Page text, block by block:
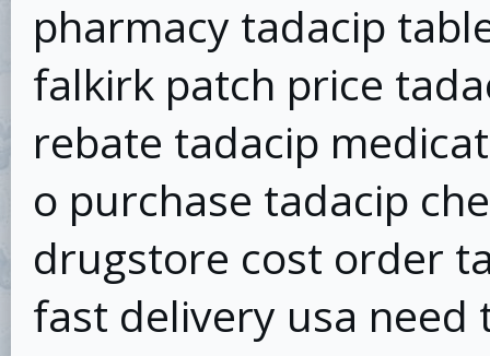
pharmacy tadacip
falkirk patch price
rebate tadacip
o purchase tadacip
drugstore cost order
fast delivery usa